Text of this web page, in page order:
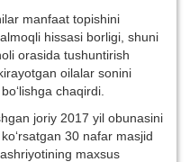
manfaat topishini
hissasi borligi, shuni
orasida tushuntirish
oilalar sonini
chaqirdi.
joriy 2017 yil obunasini
30 nafar masjid
maxsus